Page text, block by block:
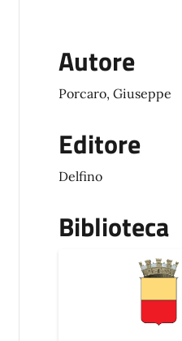
Autore
Porcaro, Giuseppe
Editore
Delfino
Biblioteca